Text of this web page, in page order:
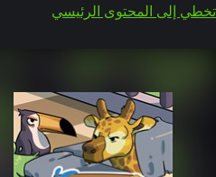
تخطي إلى المحتوى الرئيسي